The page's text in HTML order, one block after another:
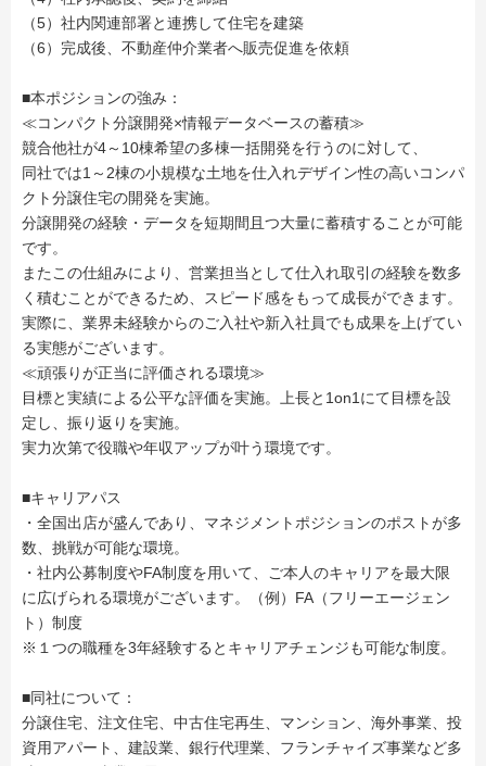
（5）社内関連部署と連携して住宅を建築
（6）完成後、不動産仲介業者へ販売促進を依頼
■本ポジションの強み：
≪コンパクト分譲開発×情報データベースの蓄積≫
競合他社が4～10棟希望の多棟一括開発を行うのに対して、
同社では1～2棟の小規模な土地を仕入れデザイン性の高いコンパ
クト分譲住宅の開発を実施。
分譲開発の経験・データを短期間且つ大量に蓄積することが可能
です。
またこの仕組みにより、営業担当として仕入れ取引の経験を数多
く積むことができるため、スピード感をもって成長ができます。
実際に、業界未経験からのご入社や新入社員でも成果を上げてい
る実態がございます。
≪頑張りが正当に評価される環境≫
目標と実績による公平な評価を実施。上長と1on1にて目標を設
定し、振り返りを実施。
実力次第で役職や年収アップが叶う環境です。
■キャリアパス
・全国出店が盛んであり、マネジメントポジションのポストが多
数、挑戦が可能な環境。
・社内公募制度やFA制度を用いて、ご本人のキャリアを最大限
に広げられる環境がございます。（例）FA（フリーエージェン
ト）制度
※１つの職種を3年経験するとキャリアチェンジも可能な制度。
■同社について：
分譲住宅、注文住宅、中古住宅再生、マンション、海外事業、投
資用アパート、建設業、銀行代理業、フランチャイズ事業など多